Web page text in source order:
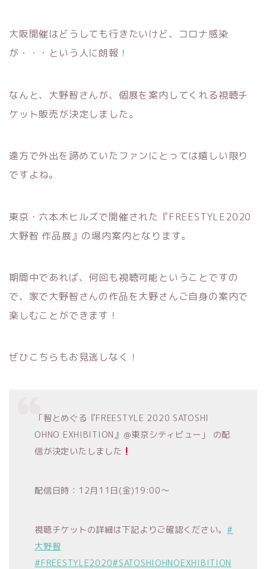
大阪開催はどうしても行きたいけど、コロナ感染
が・・・という人に朗報！
なんと、大野智さんが、個展を案内してくれる視聴チ
ケット販売が決定しました。
遠方で外出を諦めていたファンにとっては嬉しい限り
ですよね。
東京・六本木ヒルズで開催された『FREESTYLE2020
大野智 作品展』の場内案内となります。
期間中であれば、何回も視聴可能ということですの
で、家で大野智さんの作品を大野さんご自身の案内で
楽しむことができます！
ぜひこちらもお見逃しなく！
「智とめぐる『FREESTYLE 2020 SATOSHI
OHNO EXHIBITION』＠東京シティビュー」 の配
信が決定いたしました
配信日時：12月11日(金)19:00〜
視聴チケットの詳細は下記よりご確認ください。#
大野智
#FREESTYLE2020#SATOSHIOHNOEXHIBITION